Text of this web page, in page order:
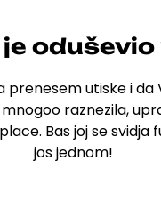
prenesem utiske i da
raznezila,
Bas joj se svidja
jos jednom!